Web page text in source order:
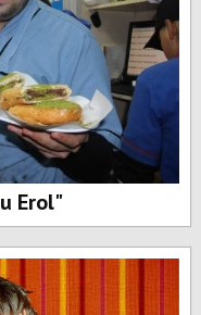
Erol"